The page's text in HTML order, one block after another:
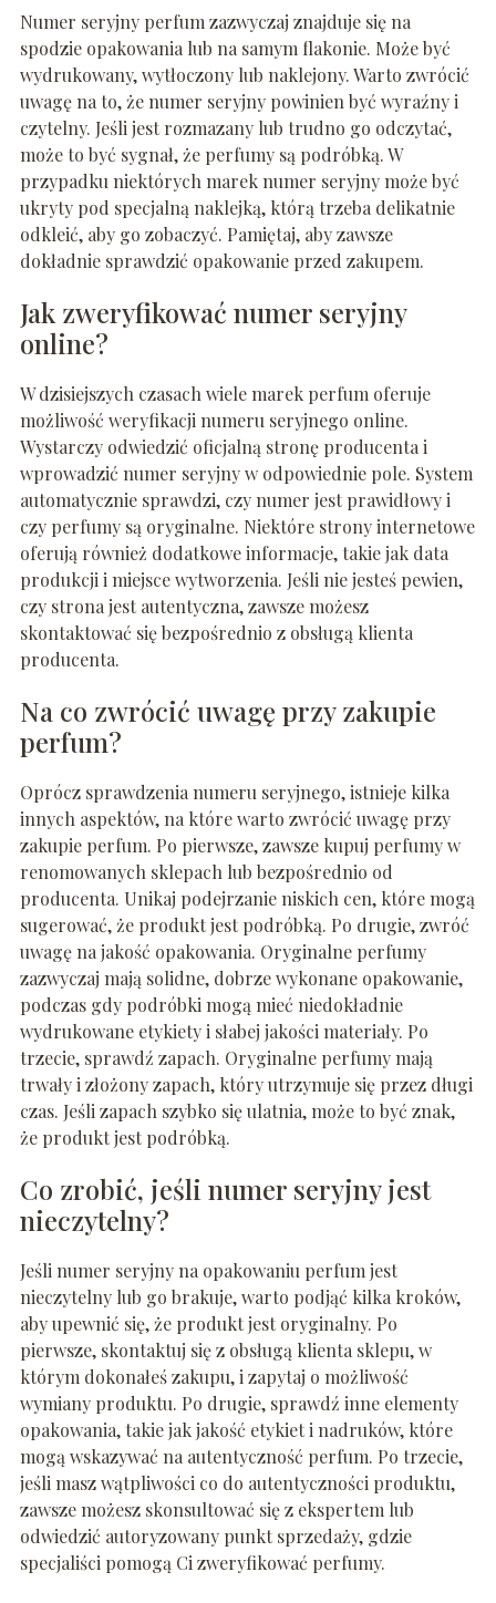
Numer seryjny perfum zazwyczaj znajduje się na
spodzie opakowania lub na samym flakonie. Może być
wydrukowany, wytłoczony lub naklejony. Warto zwrócić
uwagę na to, że numer seryjny powinien być wyraźny i
czytelny. Jeśli jest rozmazany lub trudno go odczytać,
może to być sygnał, że perfumy są podróbką. W
przypadku niektórych marek numer seryjny może być
ukryty pod specjalną naklejką, którą trzeba delikatnie
odkleić, aby go zobaczyć. Pamiętaj, aby zawsze
dokładnie sprawdzić opakowanie przed zakupem.
Jak zweryfikować numer seryjny
online?
W dzisiejszych czasach wiele marek perfum oferuje
możliwość weryfikacji numeru seryjnego online.
Wystarczy odwiedzić oficjalną stronę producenta i
wprowadzić numer seryjny w odpowiednie pole. System
automatycznie sprawdzi, czy numer jest prawidłowy i
czy perfumy są oryginalne. Niektóre strony internetowe
oferują również dodatkowe informacje, takie jak data
produkcji i miejsce wytworzenia. Jeśli nie jesteś pewien,
czy strona jest autentyczna, zawsze możesz
skontaktować się bezpośrednio z obsługą klienta
producenta.
Na co zwrócić uwagę przy zakupie
perfum?
Oprócz sprawdzenia numeru seryjnego, istnieje kilka
innych aspektów, na które warto zwrócić uwagę przy
zakupie perfum. Po pierwsze, zawsze kupuj perfumy w
renomowanych sklepach lub bezpośrednio od
producenta. Unikaj podejrzanie niskich cen, które mogą
sugerować, że produkt jest podróbką. Po drugie, zwróć
uwagę na jakość opakowania. Oryginalne perfumy
zazwyczaj mają solidne, dobrze wykonane opakowanie,
podczas gdy podróbki mogą mieć niedokładnie
wydrukowane etykiety i słabej jakości materiały. Po
trzecie, sprawdź zapach. Oryginalne perfumy mają
trwały i złożony zapach, który utrzymuje się przez długi
czas. Jeśli zapach szybko się ulatnia, może to być znak,
że produkt jest podróbką.
Co zrobić, jeśli numer seryjny jest
nieczytelny?
Jeśli numer seryjny na opakowaniu perfum jest
nieczytelny lub go brakuje, warto podjąć kilka kroków,
aby upewnić się, że produkt jest oryginalny. Po
pierwsze, skontaktuj się z obsługą klienta sklepu, w
którym dokonałeś zakupu, i zapytaj o możliwość
wymiany produktu. Po drugie, sprawdź inne elementy
opakowania, takie jak jakość etykiet i nadruków, które
mogą wskazywać na autentyczność perfum. Po trzecie,
jeśli masz wątpliwości co do autentyczności produktu,
zawsze możesz skonsultować się z ekspertem lub
odwiedzić autoryzowany punkt sprzedaży, gdzie
specjaliści pomogą Ci zweryfikować perfumy.